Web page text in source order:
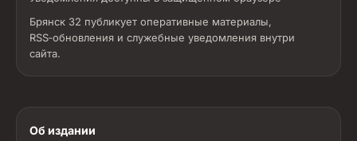
Брянск 32 публикует оперативные материалы,
RSS‑обновления и служебные уведомления внутри
сайта.
Об издании